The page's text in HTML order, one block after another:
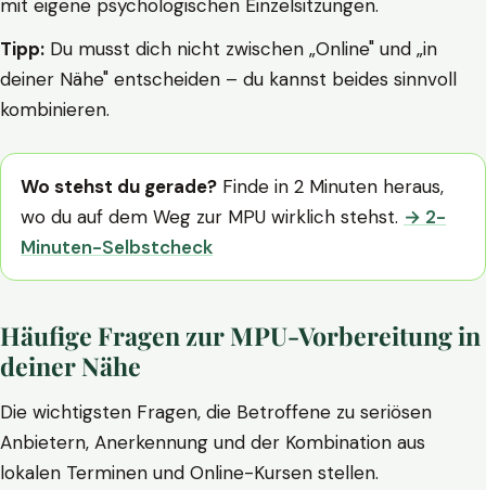
mit eigene psychologischen Einzelsitzungen.
Tipp: Du musst dich nicht zwischen „Online" und „in
deiner Nähe" entscheiden – du kannst beides sinnvoll
kombinieren.
Wo stehst du gerade? Finde in 2 Minuten heraus,
wo du auf dem Weg zur MPU wirklich stehst. → 2-
Minuten-Selbstcheck
Häufige Fragen zur MPU-Vorbereitung in
deiner Nähe
Die wichtigsten Fragen, die Betroffene zu seriösen
Anbietern, Anerkennung und der Kombination aus
lokalen Terminen und Online-Kursen stellen.